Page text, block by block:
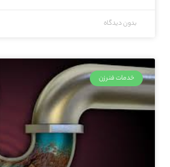
بدون دیدگاه
خدمات فنرزن